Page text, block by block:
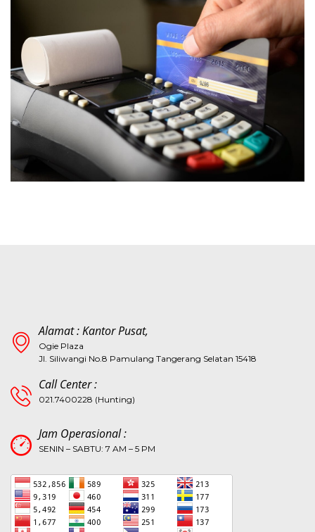
Alamat : Kantor Pusat,
Ogie Plaza
Jl. Siliwangi No.8 Pamulang Tangerang Selatan 15418
Call Center :
021.7400228 (Hunting)
Jam Operasional :
SENIN – SABTU: 7 AM – 5 PM